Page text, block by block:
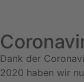
Dank der
2020 haben wir